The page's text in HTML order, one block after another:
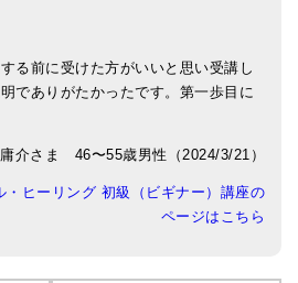
る前に受けた方がいいと思い受講し
でありがたかったです。第一歩目に
介さま 46〜55歳男性（2024/3/21）
・ヒーリング 初級（ビギナー）講座の
ページはこちら